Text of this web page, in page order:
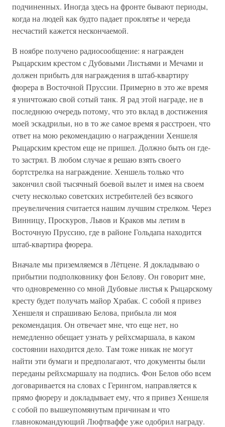
подчиненных. Иногда здесь на фронте бывают периоды,
когда на людей как будто падает проклятье и череда
несчастий кажется нескончаемой.
В ноябре получено радиосообщение: я награжден
Рыцарским крестом с Дубовыми Листьями и Мечами и
должен прибыть для награждения в штаб-квартиру
фюрера в Восточной Пруссии. Примерно в это же время
я уничтожаю свой сотый танк. Я рад этой награде, не в
последнюю очередь потому, что это вклад в достижения
моей эскадрильи, но в то же самое время я расстроен, что
ответ на мою рекомендацию о награждении Хеншеля
Рыцарским крестом еще не пришел. Должно быть он где-
то застрял. В любом случае я решаю взять своего
бортстрелка на награждение. Хеншель только что
закончил свой тысячный боевой вылет и имея на своем
счету несколько советских истребителей без всякого
преувеличения считается нашим лучшим стрелком. Через
Винницу, Проскуров, Львов и Краков мы летим в
Восточную Пруссию, где в районе Гольдапа находится
штаб-квартира фюрера.
Вначале мы приземляемся в Лётцене. Я докладываю о
прибытии подполковнику фон Белову. Он говорит мне,
что одновременно со мной Дубовые листья к Рыцарскому
кресту будет получать майор Храбак. С собой я привез
Хеншеля и спрашиваю Белова, прибыла ли моя
рекомендация. Он отвечает мне, что еще нет, но
немедленно обещает узнать у рейхсмаршала, в каком
состоянии находится дело. Там тоже никак не могут
найти эти бумаги и предполагают, что документы были
переданы рейхсмаршалу на подпись. Фон Белов обо всем
договаривается на словах с Герингом, направляется к
прямо фюреру и докладывает ему, что я привез Хеншеля
с собой по вышеупомянутым причинам и что
главнокомандующий Люфтваффе уже одобрил награду.